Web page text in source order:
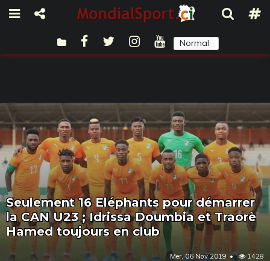
Normal
Seulement 16 Eléphants pour démarrer
la CAN U23 ; Idrissa Doumbia et Traorè
Hamed toujours en club
Mer, 06 Nov 2019 1428